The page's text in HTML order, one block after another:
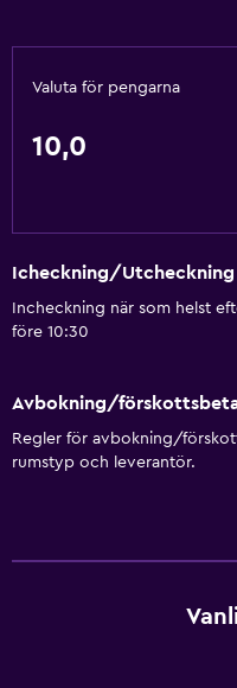
Valuta för pengarna
10,0
Icheckning/Utcheckning
Incheckning när som helst
före 10:30
Avbokning/
Regler för avbokning/
rumstyp och leverantör.